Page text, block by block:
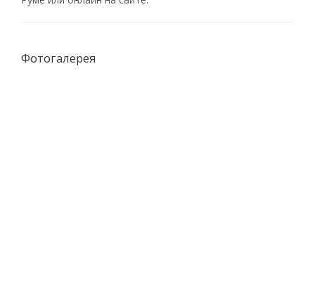
Фотогалерея